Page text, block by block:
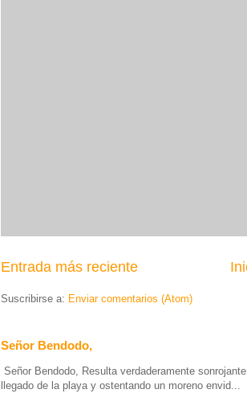
Entrada más reciente
Suscribirse a: Enviar comentarios (Atom)
Señor Bendodo,
Señor Bendodo, Resulta verdaderamente
llegado de la playa y ostentando un moreno envid...